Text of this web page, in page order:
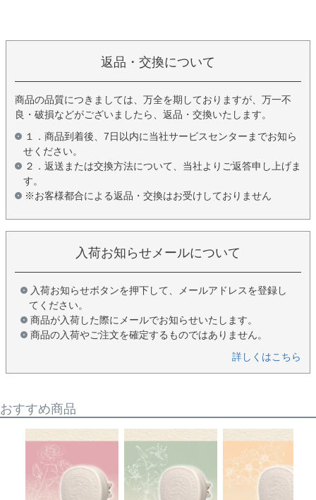
返品・交換について
商品の品質につきましては、万全を期しておりますが、万一不
良・破損などがございましたら、返品・交換いたします。
１．商品到着後、7日以内に当社サービスセンターまでお知ら
せください。
２．返送または交換方法について、当社よりご返答申し上げま
す。
※お客様都合による返品・交換はお受けしておりません
入荷お知らせメールについて
入荷お知らせボタンを押下して、メールアドレスを登録し
てください。
商品が入荷した際にメールでお知らせいたします。
商品の入荷やご注文を確定するものではありません。
詳しくはこちら
おすすめ商品